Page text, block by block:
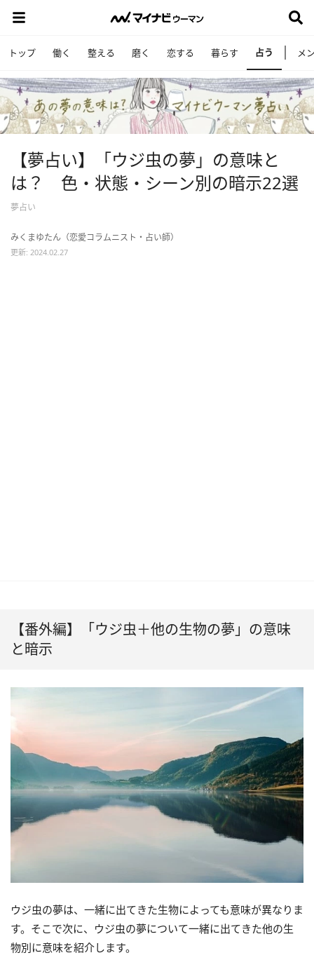
トップ 働く 整える 磨く 恋する 暮らす 占う メ
【夢占い】「ウジ虫の夢」の意味と
は？ 色・状態・シーン別の暗示22選
夢占い
みくまゆたん（恋愛コラムニスト・占い師）
更新: 2024.02.27
【番外編】「ウジ虫＋他の生物の夢」の意味
と暗示
ウジ虫の夢は、一緒に出てきた生物によっても意味が異なりま
す。そこで次に、ウジ虫の夢について一緒に出てきた他の生
物別に意味を紹介します。